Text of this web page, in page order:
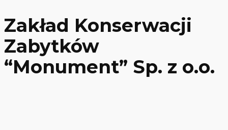
Zakład Konserwacji
Zabytków
“Monument” Sp. z o.o.